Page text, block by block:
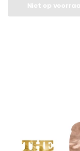
Niet op